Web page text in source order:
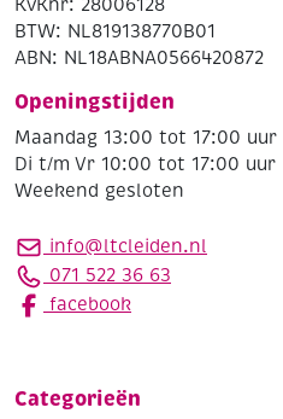
KvKnr: 28006128
BTW: NL819138770B01
ABN: NL18ABNA0566420872
Openingstijden
Maandag 13:00 tot 17:00 uur
Di t/m Vr 10:00 tot 17:00 uur
Weekend gesloten
info@ltcleiden.nl
071 522 36 63
facebook
Categorieën